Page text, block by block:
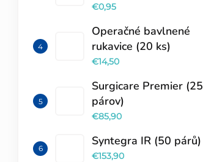
€0,95
Operačné bavlnené
rukavice (20 ks)
€14,50
Surgicare Premier (25
párov)
€85,90
Syntegra IR (50 párů)
€153,90